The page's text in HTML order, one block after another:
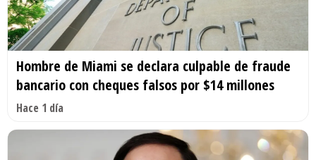
Hombre de Miami se declara culpable de fraude
bancario con cheques falsos por $14 millones
Hace 1 día